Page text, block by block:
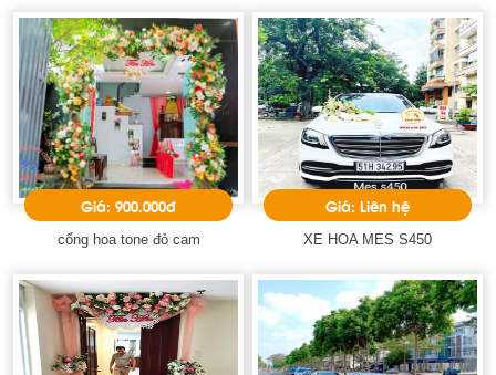
Giá: 900.000đ
cổng hoa tone đỏ cam
Giá: Liên hệ
XE HOA MES S450